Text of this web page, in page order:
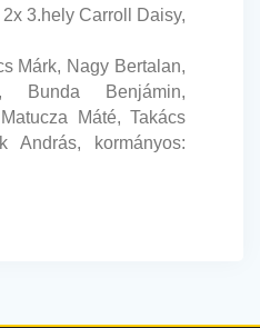
3.hely Carroll Daisy,
Márk, Nagy Bertalan,
Bunda Benjámin,
Máté, Takács
András, kormányos: